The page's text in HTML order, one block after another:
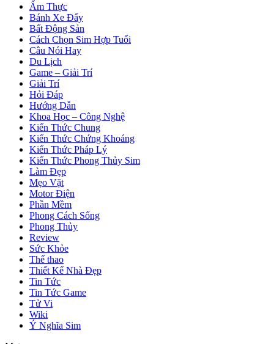
Ẩm Thực
Bánh Xe Đẩy
Bất Động Sản
Cách Chọn Sim Hợp Tuổi
Câu Nói Hay
Du Lịch
Game – Giải Trí
Giải Trí
Hỏi Đáp
Hướng Dẫn
Khoa Học – Công Nghệ
Kiến Thức Chung
Kiến Thức Chứng Khoáng
Kiến Thức Pháp Lý
Kiến Thức Phong Thủy Sim
Làm Đẹp
Mẹo Vặt
Motor Điện
Phần Mềm
Phong Cách Sống
Phong Thủy
Review
Sức Khỏe
Thể thao
Thiết Kế Nhà Đẹp
Tin Tức
Tin Tức Game
Tử Vi
Wiki
Ý Nghĩa Sim